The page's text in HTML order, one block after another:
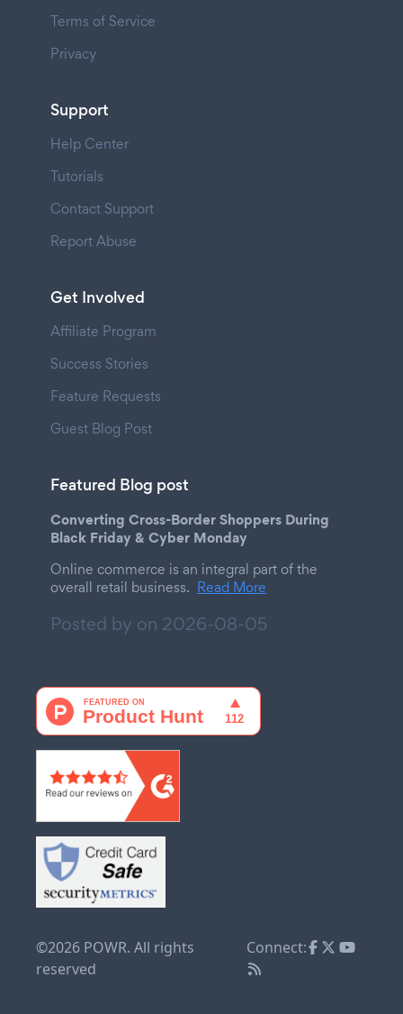
Terms of Service
Privacy
Support
Help Center
Tutorials
Contact Support
Report Abuse
Get Involved
Affiliate Program
Success Stories
Feature Requests
Guest Blog Post
Featured Blog post
Converting Cross-Border Shoppers During
Black Friday & Cyber Monday
Online commerce is an integral part of the
overall retail business. Read More
Posted by on 2026-08-05
©2026 POWR. All rights
reserved
Connect: